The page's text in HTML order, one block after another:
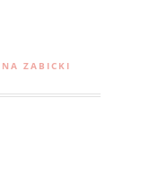
ZABICKI